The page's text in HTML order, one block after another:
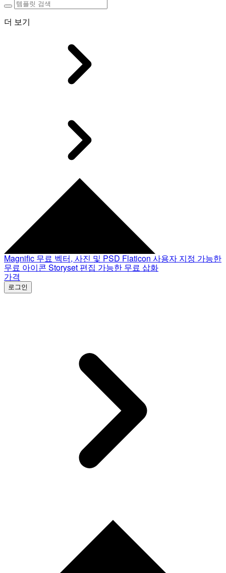
더 보기
Magnific 무료 벡터, 사진 및 PSD Flaticon 사용자 지정 가능한
무료 아이콘 Storyset 편집 가능한 무료 삽화
가격
로그인